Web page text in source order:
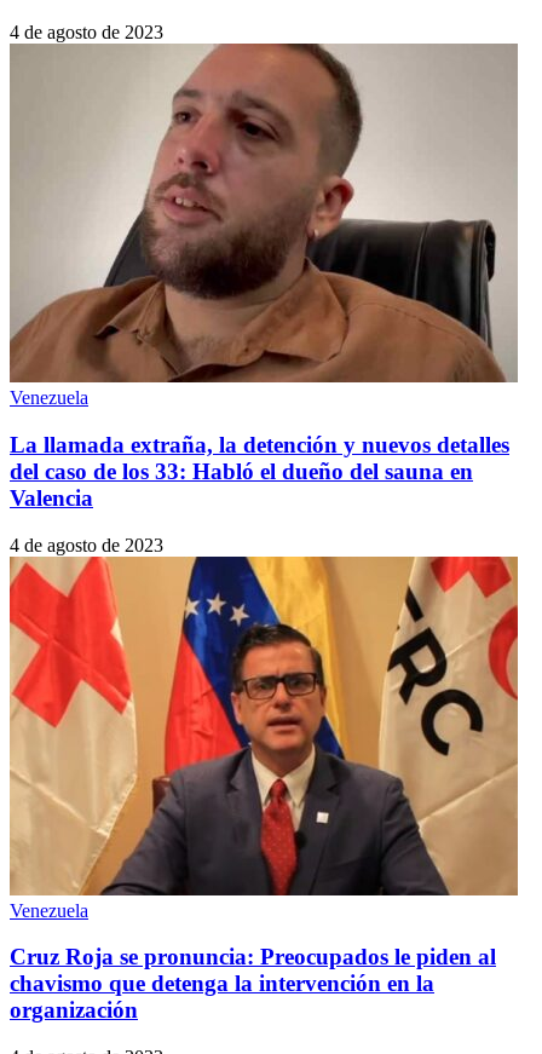
4 de agosto de 2023
Venezuela
La llamada extraña, la detención y nuevos detalles
del caso de los 33: Habló el dueño del sauna en
Valencia
4 de agosto de 2023
Venezuela
Cruz Roja se pronuncia: Preocupados le piden al
chavismo que detenga la intervención en la
organización